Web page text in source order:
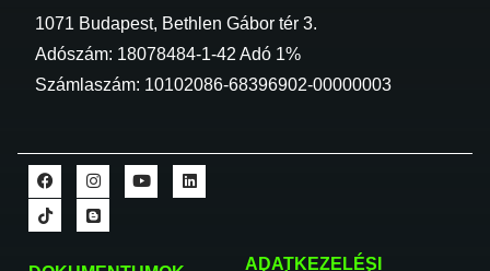
1071 Budapest, Bethlen Gábor tér 3.
Adószám: 18078484-1-42 Adó 1%
Számlaszám: 10102086-68396902-00000003
ADATKEZELÉSI